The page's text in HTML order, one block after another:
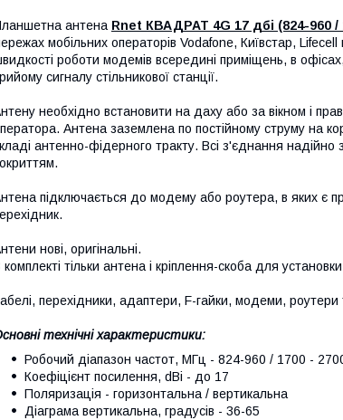
антена Rnet КВАДРАТ 4G 17 дбі (824-960 /
мобільних операторів Vodafone, Київстар,
роботи модемів всередині приміщень, в
сигналу стільникової станції.
необхідно встановити на даху або за вікном і
Антена заземлена по постійному струму на
антенно-фідерного тракту. Всі з'єднання надійно
підключається до модему або роутера, в яких є
нові, оригінальні.
комплекті тільки антена і кріплення-скоба для
перехідники, адаптери, F-гайки, модеми,
технічні характеристики:
Робочий діапазон частот, МГц - 824-960 / 1700 -
Коефіцієнт посилення, dBi - до 17
Поляризація - горизонтальна / вертикальна
Діаграма вертикальна, градусів - 36-65